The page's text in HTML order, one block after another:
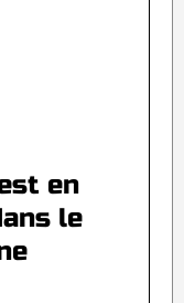
en
le